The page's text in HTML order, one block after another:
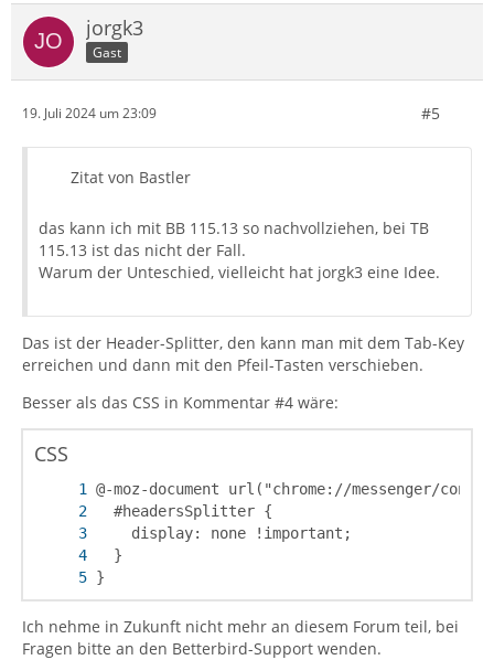
jorgk3
Gast
19. Juli 2024 um 23:09 #5
Zitat von Bastler
das kann ich mit BB 115.13 so nachvollziehen, bei TB
115.13 ist das nicht der Fall.
Warum der Unteschied, vielleicht hat jorgk3 eine Idee.
Das ist der Header-Splitter, den kann man mit dem Tab-Key
erreichen und dann mit den Pfeil-Tasten verschieben.
Besser als das CSS in Kommentar #4 wäre:
CSS
}
Ich nehme in Zukunft nicht mehr an diesem Forum teil, bei
Fragen bitte an den Betterbird-Support wenden.